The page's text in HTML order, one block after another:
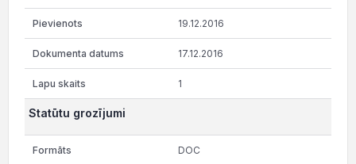
19.12.2016
17.12.2016
1
Statūtu grozījumi
DOC